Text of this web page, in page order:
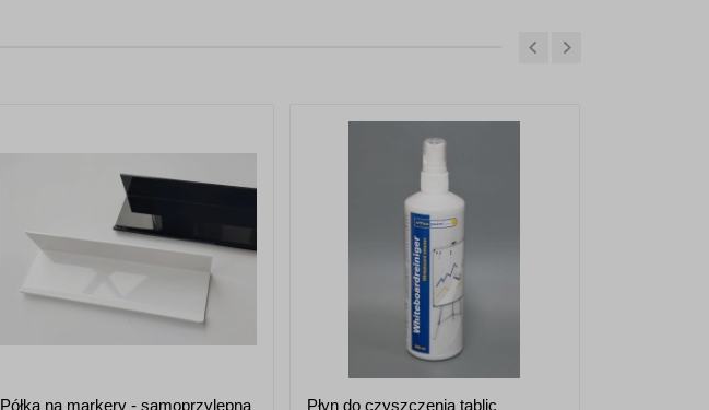
Półka na markery - samoprzylepna
Płyn do czyszczenia tablic